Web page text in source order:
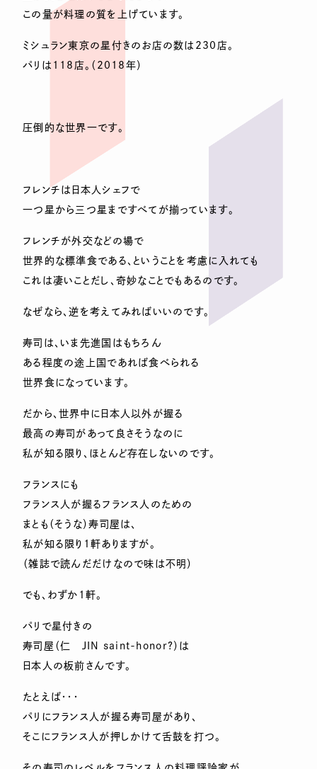
この量が料理の質を上げています。
ミシュラン東京の星付きのお店の数は230店。
パリは118店。（2018年）
圧倒的な世界一です。
フレンチは日本人シェフで
一つ星から三つ星まですべてが揃っています。
フレンチが外交などの場で
世界的な標準食である、ということを考慮に入れても
これは凄いことだし、奇妙なことでもあるのです。
なぜなら、逆を考えてみればいいのです。
寿司は、いま先進国はもちろん
ある程度の途上国であれば食べられる
世界食になっています。
だから、世界中に日本人以外が握る
最高の寿司があって良さそうなのに
私が知る限り、ほとんど存在しないのです。
フランスにも
フランス人が握るフランス人のための
まとも（そうな）寿司屋は、
私が知る限り1軒ありますが。
（雑誌で読んだだけなので味は不明）
でも、わずか1軒。
パリで星付きの
寿司屋（仁 JIN saint-honor?）は
日本人の板前さんです。
たとえば・・・
パリにフランス人が握る寿司屋があり、
そこにフランス人が押しかけて舌鼓を打つ。